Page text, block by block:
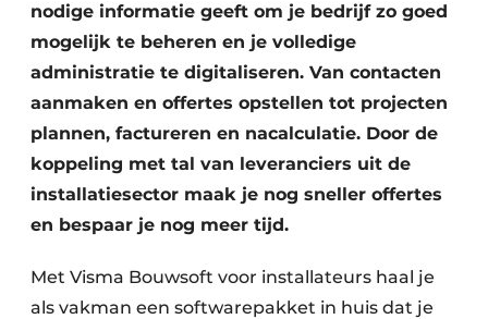
nodige informatie geeft om je bedrijf zo goed
mogelijk te beheren en je volledige
administratie te digitaliseren. Van contacten
aanmaken en offertes opstellen tot projecten
plannen, factureren en nacalculatie. Door de
koppeling met tal van leveranciers uit de
installatiesector maak je nog sneller offertes
en bespaar je nog meer tijd.
Met Visma Bouwsoft voor installateurs haal je
als vakman een softwarepakket in huis dat je